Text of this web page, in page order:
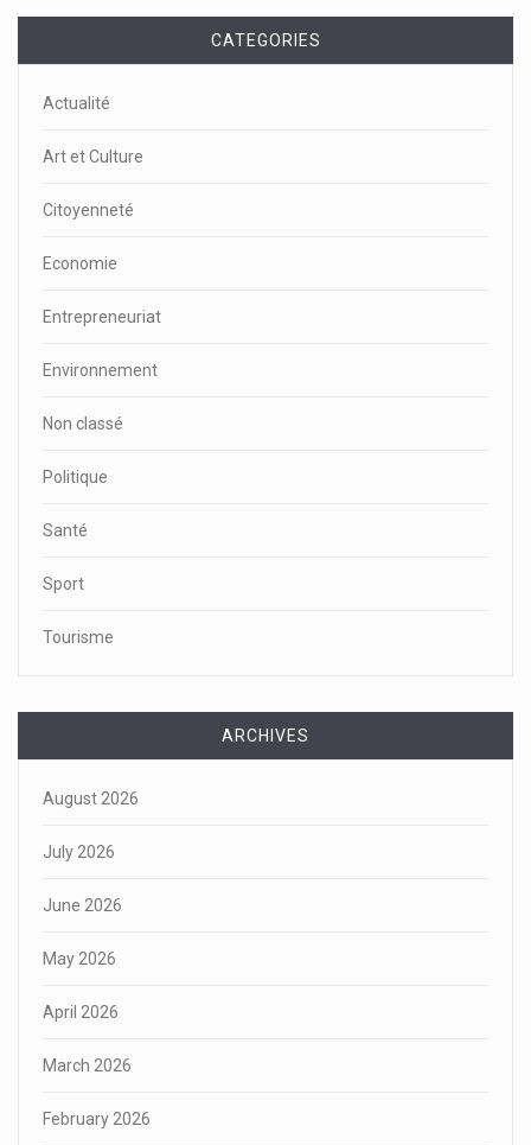
CATEGORIES
Actualité
Art et Culture
Citoyenneté
Economie
Entrepreneuriat
Environnement
Non classé
Politique
Santé
Sport
Tourisme
ARCHIVES
August 2026
July 2026
June 2026
May 2026
April 2026
March 2026
February 2026